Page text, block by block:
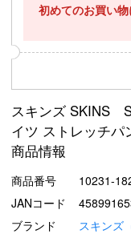
初めてのお買い
スキンズ SKINS
イツ ストレッチパ
商品情報
商品番号
10231-
JANコード
ブランド
スキンズ